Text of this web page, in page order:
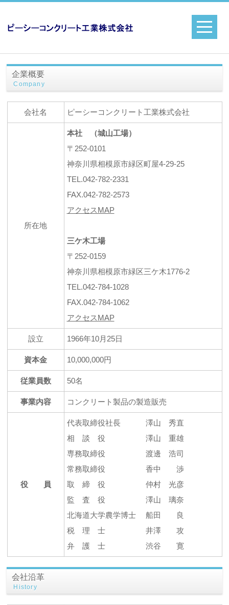
企業概要
Company
会社名 ピーシーコンクリート工業株式会社
所在地
本社 （城山工場）
〒252-0101
神奈川県相模原市緑区町屋4-29-25
TEL.042-782-2331
FAX.042-782-2573
アクセスMAP
三ケ木工場
〒252-0159
神奈川県相模原市緑区三ケ木1776-2
TEL.042-784-1028
FAX.042-784-1062
アクセスMAP
設立 1966年10月25日
資本金 10,000,000円
従業員数 50名
事業内容 コンクリート製品の製造販売
役 員
代表取締役社長 澤山 秀直
相 談 役 澤山 重雄
専務取締役 渡邊 浩司
常務取締役 香中 渉
取 締 役 仲村 光彦
監 査 役 澤山 璃奈
北海道大学農学博士 船田 良
税 理 士 井澤 攻
弁 護 士 渋谷 寛
会社沿革
History